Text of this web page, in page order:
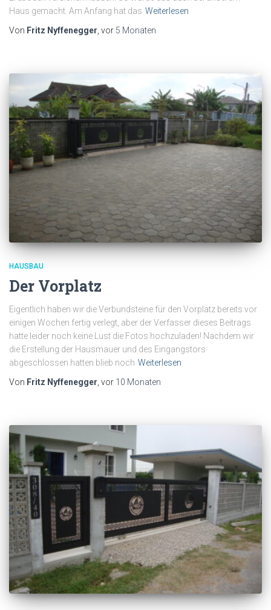
Haus gemacht. Am Anfang hat das Weiterlesen
Von Fritz Nyffenegger , vor 5 Monaten
HAUSBAU
Der Vorplatz
Eigentlich haben wir die Verbundsteine für den Vorplatz bereits vor
einigen Wochen fertig verlegt, aber der Verfasser dieses Beitrags
hatte leider noch keine Lust die Fotos hochzuladen! Nachdem wir
die Erstellung der Hausmauer und des Eingangstors
abgeschlossen hatten blieb noch Weiterlesen
Von Fritz Nyffenegger , vor 10 Monaten